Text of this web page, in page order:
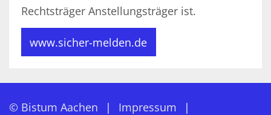
Rechtsträger Anstellungsträger ist.
www.sicher-melden.de
© Bistum Aachen
Impressum